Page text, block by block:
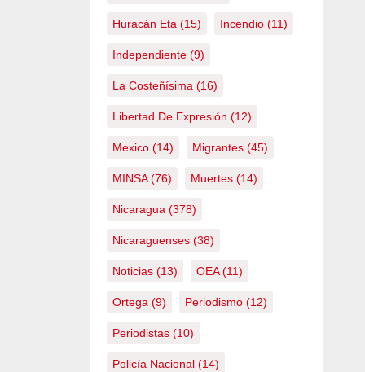
Huracán Eta (15) Incendio(11)
Independiente(9)
La Costeñísima (16)
Libertad De Expresión (12)
Mexico(14) Migrantes(45)
MINSA(76) Muertes(14)
Nicaragua (378)
Nicaraguenses(38)
Noticias(13) OEA(11)
Ortega (9) Periodismo(12)
Periodistas(10)
Policía Nacional(14)